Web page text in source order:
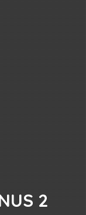
2